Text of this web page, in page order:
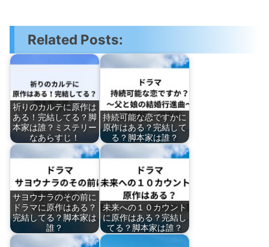
Related Posts:
祈りのカルテに原作は
ある！完結してる？脚
本家は誰？ミステリー
なあらすじ！
持続可能な恋ですかに
原作はある？完結して
る？脚本家は誰？
サヨウナラのその前に
ドラマに原作はある？
完結してる？脚本家は
誰？
未来への１０カウント
に原作はある？完結し
てる？脚本家は誰？